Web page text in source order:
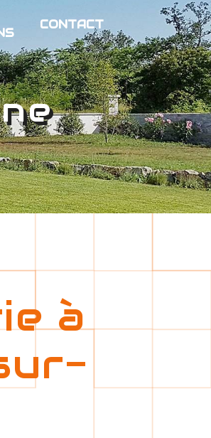
CONTACT
à